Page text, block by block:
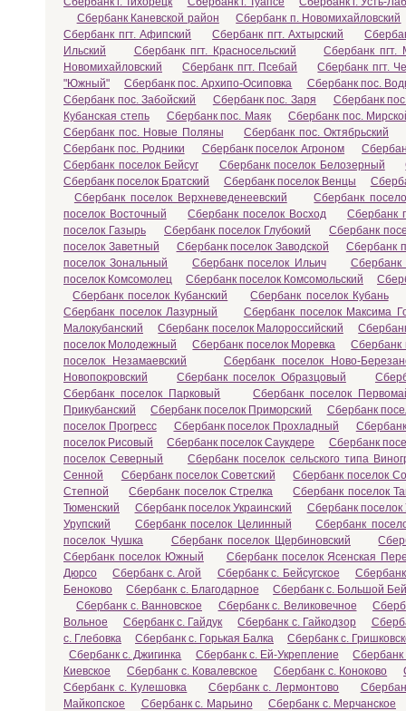
Сбербанк Каневской район
Сбербанк п. Новомихайловский
Сбербанк пгт. Афипский
Сбербанк пгт. Ахтырский
Ильский
Сбербанк пгт. Красносельский
Сбербанк пгт.
Новомихайловский
Сбербанк пгт. Псебай
Сбербанк пгт.
"Южный"
Сбербанк пос. Архипо-Осиповка
Сбербанк пос.
Сбербанк пос. Забойский
Сбербанк пос. Заря
Сбербанк
Кубанская степь
Сбербанк пос. Маяк
Сбербанк пос.
Сбербанк пос. Новые Поляны
Сбербанк пос. Октябрьский
Сбербанк пос. Родники
Сбербанк поселок Агроном
Сбербанк поселок Бейсуг
Сбербанк поселок Белозерный
Сбербанк поселок Братский
Сбербанк поселок Венцы
Сбербанк поселок Верхневеденеевский
Сбербанк
поселок Восточный
Сбербанк поселок Восход
Сбербанк
поселок Газырь
Сбербанк поселок Глубокий
Сбербанк
поселок Заветный
Сбербанк поселок Заводской
Сбербанк
поселок Зональный
Сбербанк поселок Ильич
Сбербанк
поселок Комсомолец
Сбербанк поселок Комсомольский
Сбербанк поселок Кубанский
Сбербанк поселок Кубань
Сбербанк поселок Лазурный
Сбербанк поселок Максима
Малокубанский
Сбербанк поселок Малороссийский
поселок Молодежный
Сбербанк поселок Моревка
Сбербанк
поселок Незамаевский
Сбербанк поселок Ново-
Новопокровский
Сбербанк поселок Образцовый
Сбербанк поселок Парковый
Сбербанк поселок
Прикубанский
Сбербанк поселок Приморский
Сбербанк
поселок Прогресс
Сбербанк поселок Прохладный
поселок Рисовый
Сбербанк поселок Саукдере
Сбербанк
поселок Северный
Сбербанк поселок сельского типа
Сенной
Сбербанк поселок Советский
Сбербанк поселок
Степной
Сбербанк поселок Стрелка
Сбербанк поселок
Тюменский
Сбербанк поселок Украинский
Сбербанк поселок
Урупский
Сбербанк поселок Целинный
Сбербанк
поселок Чушка
Сбербанк поселок Щербиновский
Сбербанк поселок Южный
Сбербанк поселок Ясенская
Дюрсо
Сбербанк с. Агой Сбербанк с. Бейсугское
Беноково
Сбербанк с. Благодарное
Сбербанк с. Большой
Сбербанк с. Ванновское
Сбербанк с. Великовечное
Вольное
Сбербанк с. Гайдук Сбербанк с. Гайкодзор
с. Глебовка
Сбербанк с. Горькая Балка
Сбербанк с.
Сбербанк с. Джигинка
Сбербанк с. Ей-Укрепление
Сбербанк
Киевское
Сбербанк с. Ковалевское Сбербанк с. Коноково
Сбербанк с. Кулешовка
Сбербанк с. Лермонтово
Майкопское
Сбербанк с. Марьино
Сбербанк с. Мерчанское